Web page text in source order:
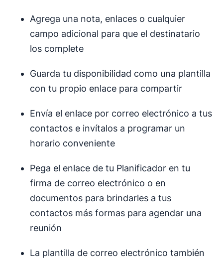
Agrega una nota, enlaces o cualquier
campo adicional para que el destinatario
los complete
Guarda tu disponibilidad como una plantilla
con tu propio enlace para compartir
Envía el enlace por correo electrónico a tus
contactos e invítalos a programar un
horario conveniente
Pega el enlace de tu Planificador en tu
firma de correo electrónico o en
documentos para brindarles a tus
contactos más formas para agendar una
reunión
La plantilla de correo electrónico también